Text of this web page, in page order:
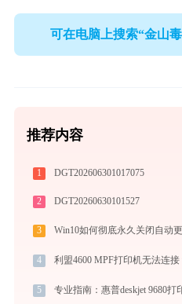
可在电脑上搜索“金山
推荐内容
1 DGT202606301017075
2 DGT20260630101527
3
4 利盟4600 MPF打印机无法连
5